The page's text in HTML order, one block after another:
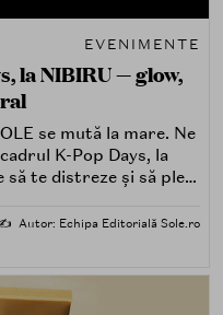
EVENIMENTE
la NIBIRU — glow,
se mută la mare. Ne
K-Pop Days, la
te distreze și să pleci
Autor: Echipa Editorială Sole.ro